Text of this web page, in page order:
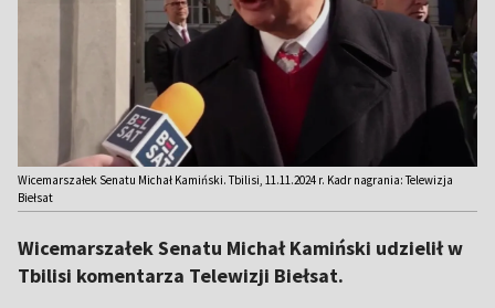
Wicemarszałek Senatu Michał Kamiński. Tbilisi, 11.11.2024 r. Kadr nagrania: Telewizja
Biełsat
Wicemarszałek Senatu Michał Kamiński udzielił w
Tbilisi komentarza Telewizji Biełsat.